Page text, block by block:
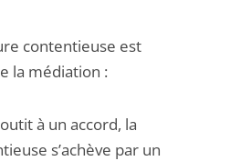
contentieuse est
la médiation :
à un accord, la
s’achève par un